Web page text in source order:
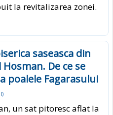
la revitalizarea zonei.
saseasca din
De ce se
poalele Fagarasului
)
un sat pitoresc aflat la